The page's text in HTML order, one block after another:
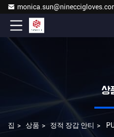
상
집 > 상품 > 정적 장갑 안티 >